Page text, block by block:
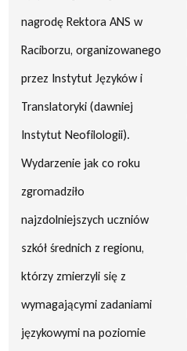
nagrodę Rektora ANS w
Raciborzu, organizowanego
przez Instytut Języków i
Translatoryki (dawniej
Instytut Neofilologii).
Wydarzenie jak co roku
zgromadziło
najzdolniejszych uczniów
szkół średnich z regionu,
którzy zmierzyli się z
wymagającymi zadaniami
językowymi na poziomie